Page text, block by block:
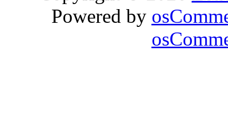
Powered by